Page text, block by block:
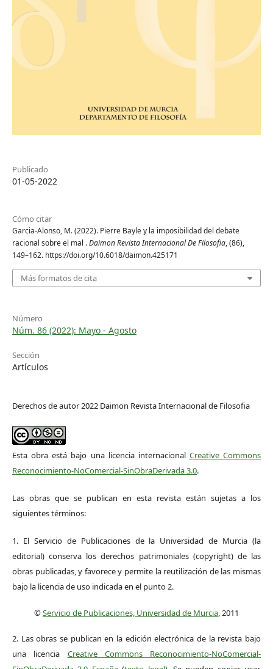
Publicado
01-05-2022
Cómo citar
Garcia-Alonso, M. (2022). Pierre Bayle y la imposibilidad del debate
racional sobre el mal .Daimon Revista Internacional De Filosofia, (86),
149–162. https://doi.org/10.6018/daimon.425171
Más formatos de cita
Número
Núm. 86 (2022): Mayo - Agosto
Sección
Artículos
Derechos de autor 2022 Daimon Revista Internacional de Filosofia
Esta obra está bajo una licencia internacional Creative Commons
Reconocimiento-NoComercial-SinObraDerivada 3.0.
Las obras que se publican en esta revista están sujetas a los
siguientes términos:
1. El Servicio de Publicaciones de la Universidad de Murcia (la
editorial) conserva los derechos patrimoniales (copyright) de las
obras publicadas, y favorece y permite la reutilización de las mismas
bajo la licencia de uso indicada en el punto 2.
©Servicio de Publicaciones, Universidad de Murcia, 2011
2. Las obras se publican en la edición electrónica de la revista bajo
una licencia Creative Commons Reconocimiento-NoComercial-